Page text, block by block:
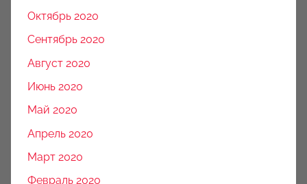
Октябрь 2020
Сентябрь 2020
Август 2020
Июнь 2020
Май 2020
Апрель 2020
Март 2020
Февраль 2020